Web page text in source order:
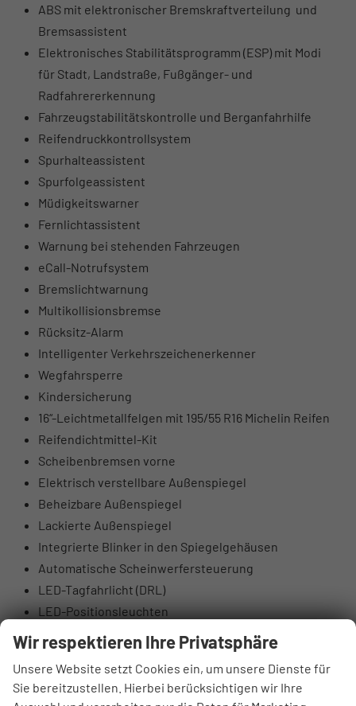
ABS mit elektronischer Bremskraftverteilung und
Bremsassistent
Elektronisches Stabilitätsprogramm (ESP) mit Modi
für Stadt, Landstraße, Fußgänger- und
Radfahrererkennung
Fahrzeugstabilitätskontrolle und Berganfahrhilfe
Reifendruckkontrollsystem
Spurhalteassistent
Spurfolgeassistent
Müdigkeitswarner
Fernlichtassistent
Warnung bei stehenden Fahrzeugen
eCall-Notrufsystem
Bremslichtwarnung
Multikollisionsbremse
Rücksitz-Alarm
Intelligenter Verkehrszeichenerkenner
Wegfahrsperre
Kindersicherung
16“-Leichtmetallfelgen mit 195/55 R16 Michelin Reifen
Reifendichtmittel-Kit
Scheibenbremsen vorne
Elektrisch verstellbare Außenspiegel
Beheizbare Außenspiegel
Lackierte Außenspiegel
Integrierte Blinker in den Spiegelgehäusen
Automatische Scheinwerfersteuerung
LED-Tagfahrlicht (DRL)
LED-Positionsleuchten
Nebelscheinwerfer hinten
Tönung der Scheiben
Beleuchteter Schminkspiegel
Lederlenkrad
Wir respektieren Ihre Privatsphäre
Unsere Website setzt Cookies ein, um unsere Dienste für
Sie bereitzustellen. Hierbei berücksichtigen wir Ihre